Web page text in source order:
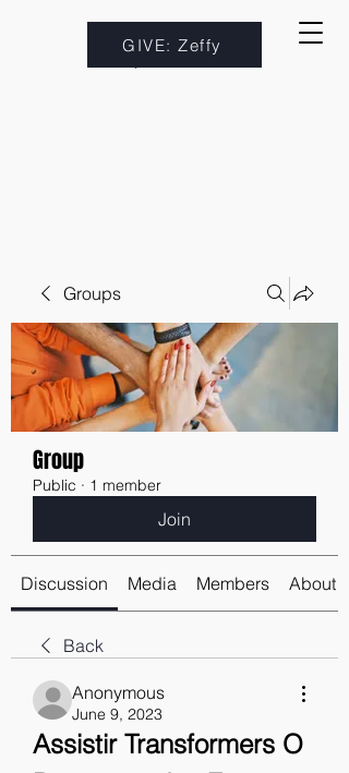
GIVE: Zeffy
Groups
Group
Public · 1 member
Join
Discussion Media Members About
Back
Anonymous
June 9, 2023
Assistir Transformers O